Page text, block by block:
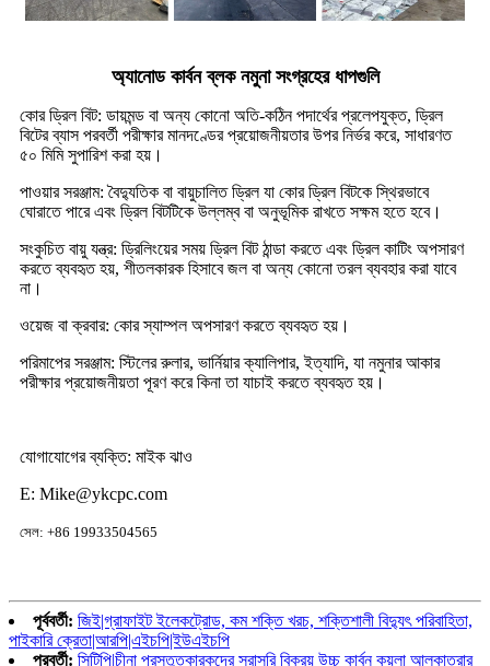
অ্যানোড কার্বন ব্লক নমুনা সংগ্রহের ধাপগুলি
কোর ড্রিল বিট: ডায়মন্ড বা অন্য কোনো অতি-কঠিন পদার্থের প্রলেপযুক্ত, ড্রিল
বিটের ব্যাস পরবর্তী পরীক্ষার মানদণ্ডের প্রয়োজনীয়তার উপর নির্ভর করে, সাধারণত
৫০ মিমি সুপারিশ করা হয়।
পাওয়ার সরঞ্জাম: বৈদ্যুতিক বা বায়ুচালিত ড্রিল যা কোর ড্রিল বিটকে স্থিরভাবে
ঘোরাতে পারে এবং ড্রিল বিটটিকে উল্লম্ব বা অনুভূমিক রাখতে সক্ষম হতে হবে।
সংকুচিত বায়ু যন্ত্র: ড্রিলিংয়ের সময় ড্রিল বিট ঠান্ডা করতে এবং ড্রিল কাটিং অপসারণ
করতে ব্যবহৃত হয়, শীতলকারক হিসাবে জল বা অন্য কোনো তরল ব্যবহার করা যাবে
না।
ওয়েজ বা ক্রবার: কোর স্যাম্পল অপসারণ করতে ব্যবহৃত হয়।
পরিমাপের সরঞ্জাম: স্টিলের রুলার, ভার্নিয়ার ক্যালিপার, ইত্যাদি, যা নমুনার আকার
পরীক্ষার প্রয়োজনীয়তা পূরণ করে কিনা তা যাচাই করতে ব্যবহৃত হয়।
যোগাযোগের ব্যক্তি: মাইক ঝাও
E: Mike@ykcpc.com
সেল: +86 19933504565
পূর্ববর্তী: জিই|গ্রাফাইট ইলেকট্রোড, কম শক্তি খরচ, শক্তিশালী বিদ্যুৎ পরিবাহিতা,
পাইকারি ক্রেতা|আরপি|এইচপি|ইউএইচপি
পরবর্তী: সিটিপি|চীনা প্রস্তুতকারকদের সরাসরি বিক্রয় উচ্চ কার্বন কয়লা আলকাতরার